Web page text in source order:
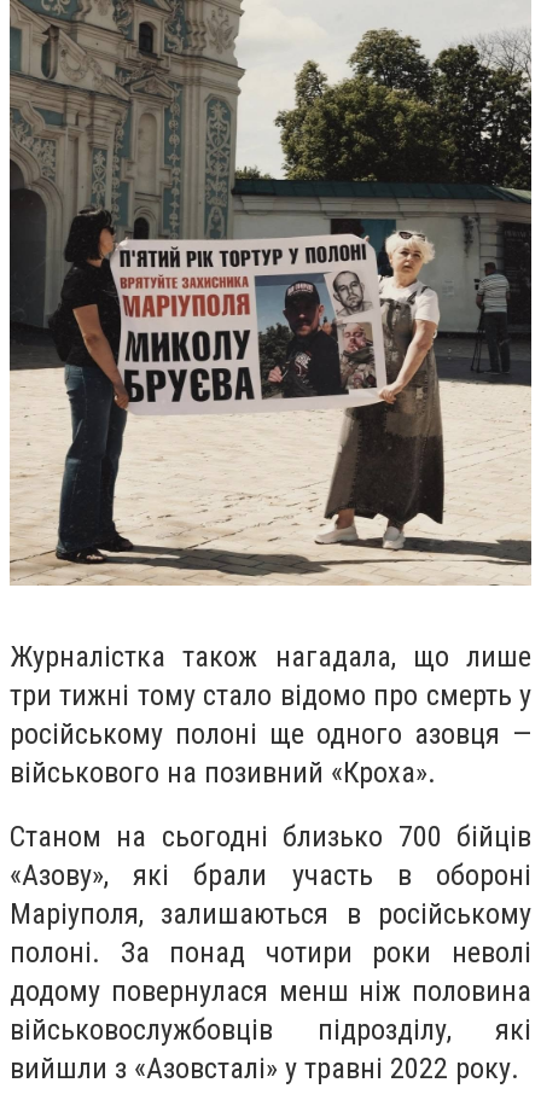
Журналістка також нагадала, що лише
три тижні тому стало відомо про смерть у
російському полоні ще одного азовця —
військового на позивний «Кроха».
Станом на сьогодні близько 700 бійців
«Азову», які брали участь в обороні
Маріуполя, залишаються в російському
полоні. За понад чотири роки неволі
додому повернулася менш ніж половина
військовослужбовців підрозділу, які
вийшли з «Азовсталі» у травні 2022 року.